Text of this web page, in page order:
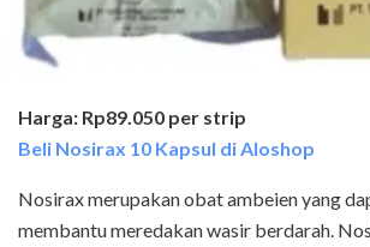
Harga: Rp89.050 per strip
Beli Nosirax 10 Kapsul di Aloshop
Nosirax merupakan obat ambeien yang
membantu meredakan wasir berdarah.